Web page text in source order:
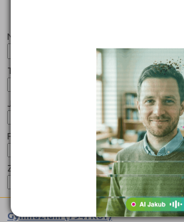
Název:
Typ:
Jazyk:
Forma:
Zaměření:
Gymnázium (7941K81)